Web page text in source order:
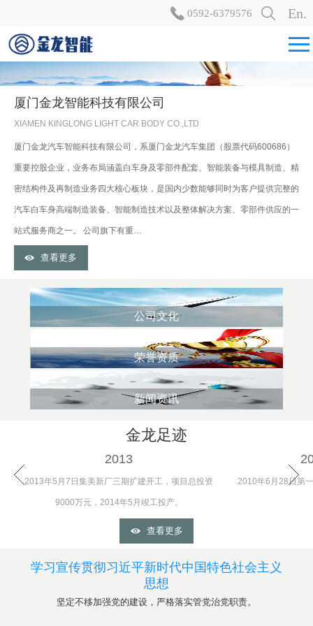
0592-6379576 En.
厦门金龙智能科技有限公司
XIAMEN KINGLONG LIGHT CAR BODY CO.,LTD
厦门金龙汽车智能科技有限公司，系厦门金龙汽车集团（股票代码600686）
重要控股企业，业务布局涵盖白车身及零部件配套、智能装备与模具制造、精
密结构件及再制造业务四大核心板块，是国内少数能够同时为客户提供完整的
汽车白车身高端制造装备、智能制造技术以及整体解决方案、零部件供应的一
站式服务商之一。 公司旗下有重…
查看更多
公司文化
荣誉资质
新闻资讯
金龙足迹
2013
2013年5月7日集美新厂三期扩建开工，项目总投资
9000万元，2014年5月竣工投产。
2010年6月28日第
查看更多
学习宣传贯彻习近平新时代中国特色社会主义
思想
坚定不移加强党的建设，严格落实管党治党职责。